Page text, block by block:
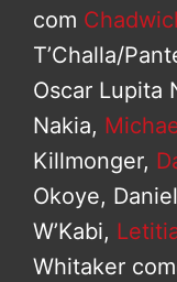
com
T’Challa/
Oscar Lupita
Nakia,
Killmonger,
Okoye,
W’Kabi,
Whitaker